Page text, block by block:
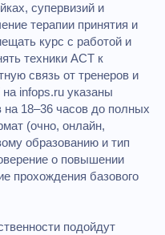
супервизий и
терапии принятия и
курс с работой и
техники ACT к
связь от тренеров и
infops.ru указаны
на 18–36 часов до полных
(очно, онлайн,
образованию и тип
о повышении
прохождения базового
подойдут